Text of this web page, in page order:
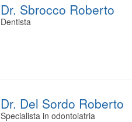
Dr. Sbrocco Roberto
Dentista
Dr. Del Sordo Roberto
Specialista in odontoiatria